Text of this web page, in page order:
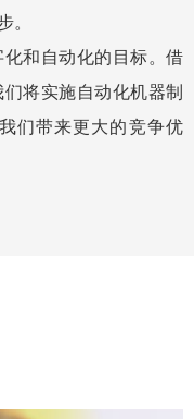
和自动化的目标。借
将实施自动化机器制
们带来更大的竞争优